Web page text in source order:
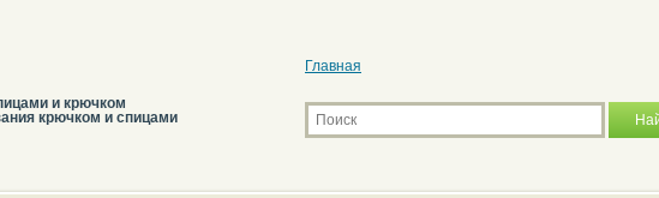
и крючком
крючком и спицами
Главная